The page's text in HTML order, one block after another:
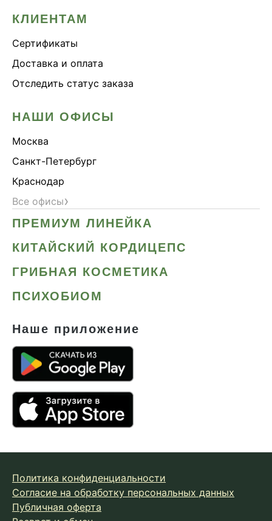
КЛИЕНТАМ
Сертификаты
Доставка и оплата
Отследить статус заказа
НАШИ ОФИСЫ
Москва
Санкт-Петербург
Краснодар
Все офисы›
ПРЕМИУМ ЛИНЕЙКА
КИТАЙСКИЙ КОРДИЦЕПС
ГРИБНАЯ КОСМЕТИКА
ПСИХОБИОМ
Наше приложение
Политика конфиденциальности
Согласие на обработку персональных данных
Публичная оферта